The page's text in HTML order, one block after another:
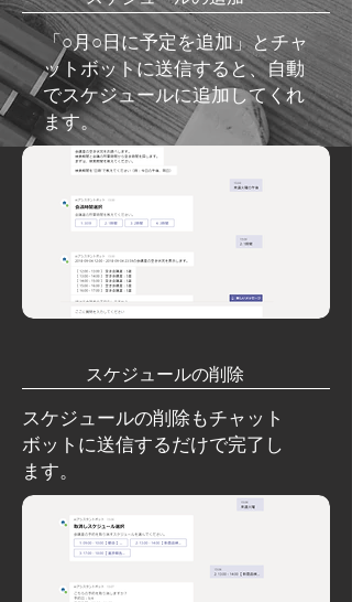
​「○月○日に予定を追加」とチャ
ットボットに送信すると、自動
でスケジュールに追加してくれ
ます。
​スケジュールの削除
​スケジュールの削除もチャット
ボットに送信するだけで完了し
ます。